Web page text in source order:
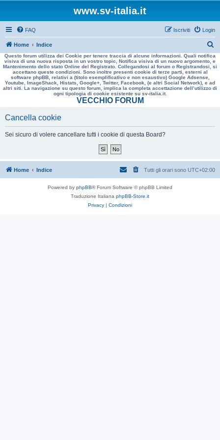
www.sv-italia.it
FAQ Login
Iscriviti
Home Indice
e
r
a
Questo forum utilizza dei Cookie per tenere traccia di alcune informazioni. Quali notifica
visiva di una nuova risposta in un vostro topic, Notifica visiva di un nuovo argomento, e
Mantenimento dello stato Online del Registrato. Collegandosi al forum o Registrandosi, si
accettano queste condizioni. Sono inoltre presenti cookie di terze parti, esterni al
software phpBB, relativi a (titolo esemplificativo e non esaustivo) Google Adsense,
Youtube, ImageShack, Histats, Google+, Twitter, Facebook, (e altri Social Network), e ad
altri siti. La navigazione su questo forum, implica la completa accettazione dell’utilizzo di
ogni tipologia di cookie esistente su sv-italia.it.
VECCHIO FORUM
Cancella cookie
Sei sicuro di volere cancellare tutti i cookie di questa Board?
Home Indice Tutti gli orari sono UTC+02:00
Powered by phpBB® Forum Software © phpBB Limited
Traduzione Italiana phpBB-Store.it
Privacy | Condizioni